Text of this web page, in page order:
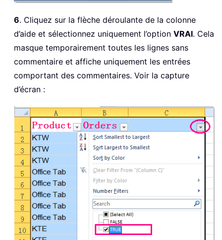
6. Cliquez sur la flèche déroulante de la colonne
d’aide et sélectionnez uniquement l’option VRAI. Cela
masque temporairement toutes les lignes sans
commentaire et affiche uniquement les entrées
comportant des commentaires. Voir la capture
d’écran :